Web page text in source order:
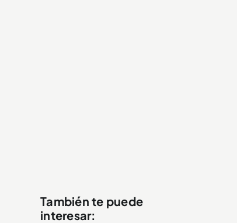
También te puede
interesar: